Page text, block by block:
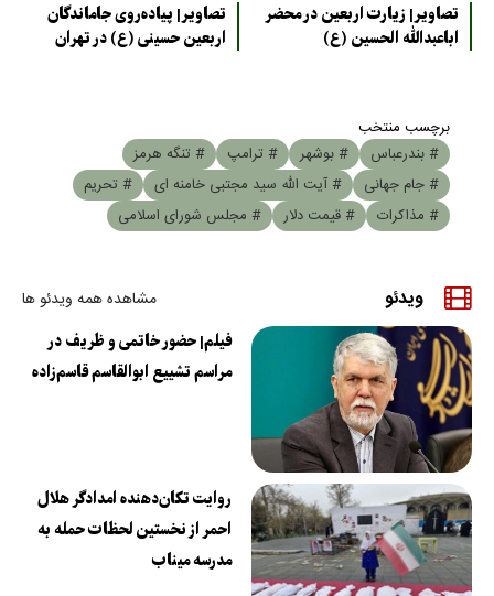
تصاویر| زیارت اربعین در محضر
اباعبدالله الحسین (ع)
تصاویر| پیاده‌روی جاماندگان
اربعین حسینی (ع) در تهران
برچسب منتخب
# بندرعباس
# بوشهر # ترامپ
# تنگه هرمز
# جام جهانی
# آیت الله سید مجتبی خامنه ای
# تحریم
# مذاکرات
# قیمت دلار # مجلس شورای اسلامی
ویدئو مشاهده همه ویدئو ها
فیلم| حضور خاتمی و ظریف در
مراسم تشییع ابوالقاسم قاسم‌زاده
روایت تکان‌دهنده امدادگر هلال
احمر از نخستین لحظات حمله به
مدرسه میناب